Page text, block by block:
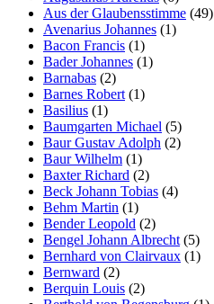
Aus der Glaubensstimme (49)
Avenarius Johannes (1)
Bacon Francis (1)
Bader Johannes (1)
Barnabas (2)
Barnes Robert (1)
Basilius (1)
Baumgarten Michael (5)
Baur Gustav Adolph (2)
Baur Wilhelm (1)
Baxter Richard (2)
Beck Johann Tobias (4)
Behm Martin (1)
Bender Leopold (2)
Bengel Johann Albrecht (5)
Bernhard von Clairvaux (1)
Bernward (2)
Berquin Louis (2)